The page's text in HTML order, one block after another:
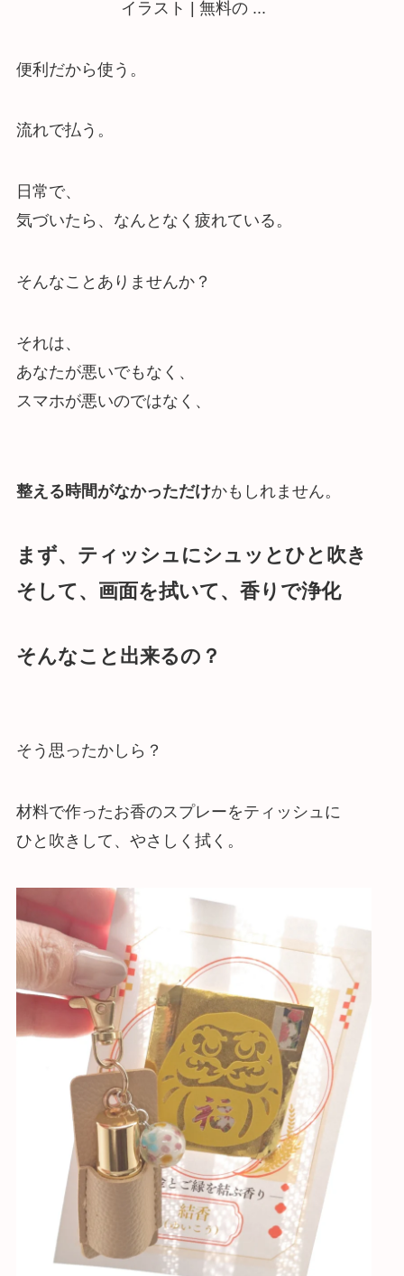
便利だから使う。
流れで払う。
日常で、
気づいたら、なんとなく疲れている。
そんなことありませんか？
それは、
あなたが悪いでもなく、
スマホが悪いのではなく、
整える時間がなかっただけかもしれません。
まず、ティッシュにシュッとひと吹き
そして、画面を拭いて、香りで浄化
そんなこと出来るの？
そう思ったかしら？
材料で作ったお香のスプレーをティッシュに
ひと吹きして、やさしく拭く。